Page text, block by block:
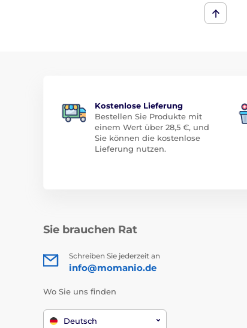
Kostenlose Lieferung
Bestellen Sie Produkte mit
einem Wert über 28,5 €, und
Sie können die kostenlose
Lieferung nutzen.
Sie brauchen Rat
Schreiben Sie jederzeit an
info@momanio.de
Wo Sie uns finden
Deutsch